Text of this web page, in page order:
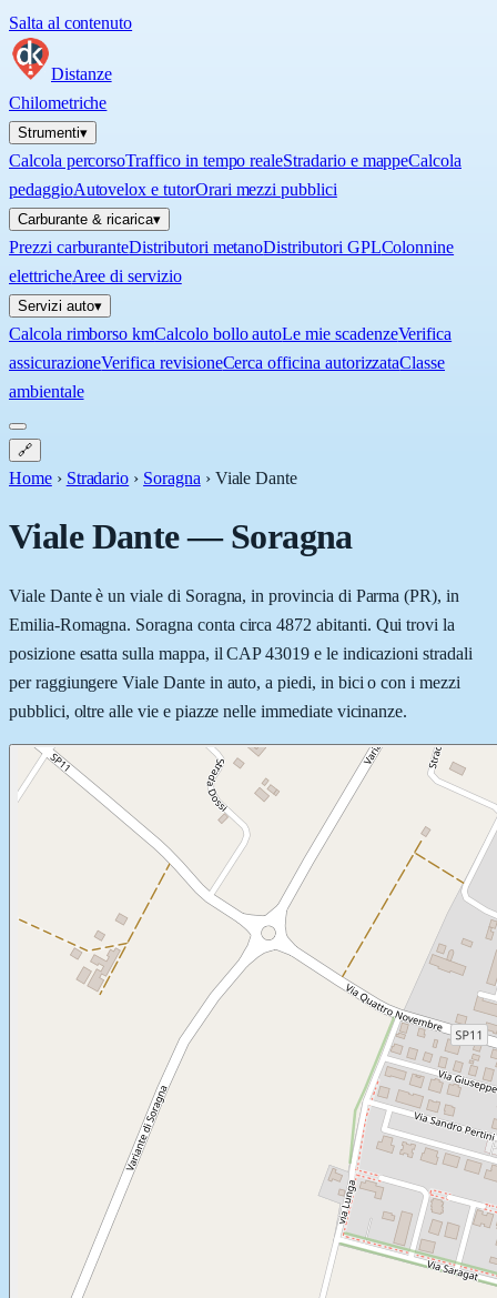
Salta al contenuto
Distanze
Chilometriche
Strumenti▾
Calcola percorsoTraffico in tempo realeStradario e mappeCalcola
pedaggioAutovelox e tutorOrari mezzi pubblici
Carburante & ricarica▾
Prezzi carburanteDistributori metanoDistributori GPLColonnine
elettricheAree di servizio
Servizi auto▾
Calcola rimborso kmCalcolo bollo autoLe mie scadenzeVerifica
assicurazioneVerifica revisioneCerca officina autorizzataClasse
ambientale
🔗
Home › Stradario › Soragna › Viale Dante
Viale Dante—Soragna
Viale Dante è un viale di Soragna, in provincia di Parma (PR), in
Emilia-Romagna. Soragna conta circa 4872 abitanti. Qui trovi la
posizione esatta sulla mappa, il CAP 43019 e le indicazioni stradali
per raggiungere Viale Dante in auto, a piedi, in bici o con i mezzi
pubblici, oltre alle vie e piazze nelle immediate vicinanze.